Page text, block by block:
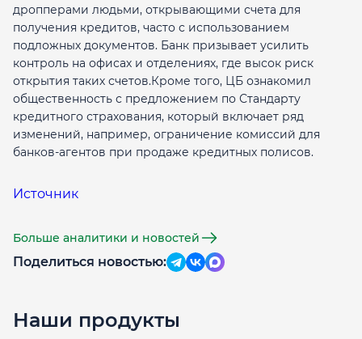
дропперами людьми, открывающими счета для
получения кредитов, часто с использованием
подложных документов. Банк призывает усилить
контроль на офисах и отделениях, где высок риск
открытия таких счетов.Кроме того, ЦБ ознакомил
общественность с предложением по Стандарту
кредитного страхования, который включает ряд
изменений, например, ограничение комиссий для
банков-агентов при продаже кредитных полисов.
Источник
Больше аналитики и новостей
Поделиться новостью:
Наши продукты